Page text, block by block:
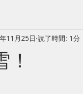
11月25日 読了時間: 1分
されています。